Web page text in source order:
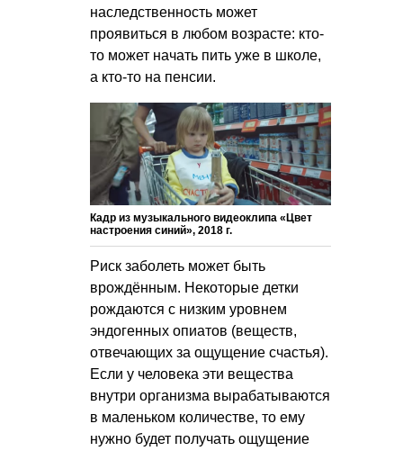
наследственность может
проявиться в любом возрасте: кто-
то может начать пить уже в школе,
а кто-то на пенсии.
Кадр из музыкального видеоклипа «Цвет
настроения синий», 2018 г.
Риск заболеть может быть
врождённым. Некоторые детки
рождаются с низким уровнем
эндогенных опиатов (веществ,
отвечающих за ощущение счастья).
Если у человека эти вещества
внутри организма вырабатываются
в маленьком количестве, то ему
нужно будет получать ощущение